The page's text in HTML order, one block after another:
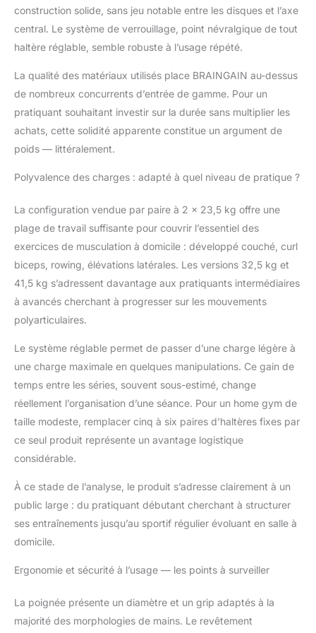
verrouillage à double goupille en acier
maintient le poids de l'haltère sélectionné
en place, avec des transitions fluides entre
les poids par simple rotation et clic, pour
toute confiance, concentration et sécurité
à chaque entraînement. POUR TOUS LES
NIVEAUX, POUR TOUS LES OBJECTIFS –
Que votre soyez débutant ou que votre
souleviez des poids lourds, notre
votre force et à votre style. Conçu pour
votre accompagner à chaque étape de
remise en forme.
construction solide, sans jeu notable entre les disques et l’axe
central. Le système de verrouillage, point névralgique de tout
haltère réglable, semble robuste à l’usage répété.
La qualité des matériaux utilisés place BRAINGAIN au-dessus
de nombreux concurrents d’entrée de gamme. Pour un
pratiquant souhaitant investir sur la durée sans multiplier les
achats, cette solidité apparente constitue un argument de
poids — littéralement.
Polyvalence des charges : adapté à quel niveau de pratique ?
La configuration vendue par paire à 2 x 23,5 kg offre une
plage de travail suffisante pour couvrir l’essentiel des
exercices de musculation à domicile : développé couché, curl
biceps, rowing, élévations latérales. Les versions 32,5 kg et
41,5 kg s’adressent davantage aux pratiquants intermédiaires
à avancés cherchant à progresser sur les mouvements
polyarticulaires.
Le système réglable permet de passer d’une charge légère à
une charge maximale en quelques manipulations. Ce gain de
temps entre les séries, souvent sous-estimé, change
réellement l’organisation d’une séance. Pour un home gym de
taille modeste, remplacer cinq à six paires d’haltères fixes par
ce seul produit représente un avantage logistique
considérable.
À ce stade de l’analyse, le produit s’adresse clairement à un
public large : du pratiquant débutant cherchant à structurer
ses entraînements jusqu’au sportif régulier évoluant en salle à
domicile.
Ergonomie et sécurité à l’usage — les points à surveiller
La poignée présente un diamètre et un grip adaptés à la
majorité des morphologies de mains. Le revêtement